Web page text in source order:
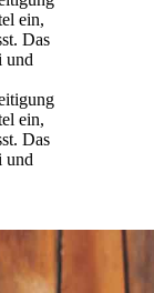
ein,
Das
und
ein,
Das
und